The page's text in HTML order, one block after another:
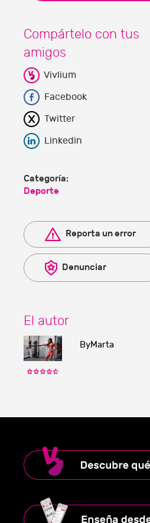
Compártelo con tus
amigos
Vivlium
Facebook
Twitter
Linkedin
Categoría:
Deporte
Reporta un error
Denunciar
El autor
ByMarta